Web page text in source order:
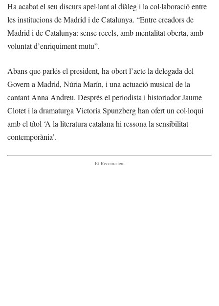
Ha acabat el seu discurs apel·lant al diàleg i la col·laboració entre
les institucions de Madrid i de Catalunya. “Entre creadors de
Madrid i de Catalunya: sense recels, amb mentalitat oberta, amb
voluntat d’enriquiment mutu”.
Abans que parlés el president, ha obert l’acte la delegada del
Govern a Madrid, Núria Marín, i una actuació musical de la
cantant Anna Andreu. Després el periodista i historiador Jaume
Clotet i la dramaturga Victoria Spunzberg han ofert un col·loqui
amb el títol ‘A la literatura catalana hi ressona la sensibilitat
contemporània’.
- Et Recomanem -